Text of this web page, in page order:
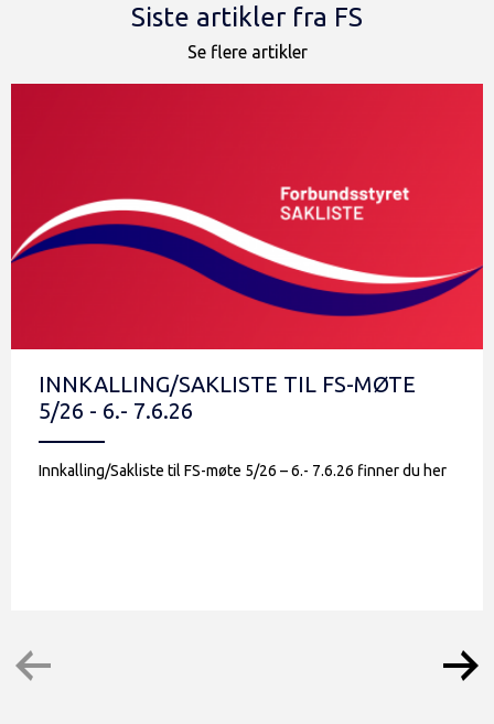
Siste artikler fra FS
Se flere artikler
INNKALLING/SAKLISTE TIL FS-MØTE
5/26 - 6.- 7.6.26
Innkalling/Sakliste til FS-møte 5/26 – 6.- 7.6.26 finner du her